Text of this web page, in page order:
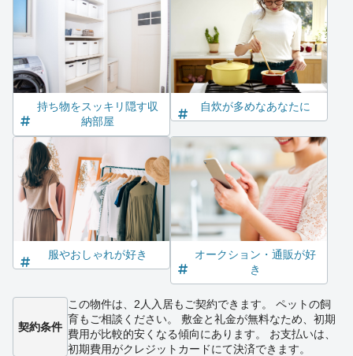
持ち物をスッキリ隠す収
納部屋
自炊が多めなあなたに
服やおしゃれが好き
オークション・通販が好
き
契約条件
この物件は、2人入居もご契約できます。 ペットの飼
育もご相談ください。 敷金と礼金が無料なため、初期
費用が比較的安くなる傾向にあります。 お支払いは、
初期費用がクレジットカードにて決済できます。